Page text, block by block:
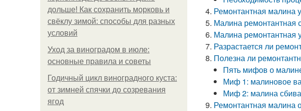
дольше! Как сохранить морковь и
свёклу зимой: способы для разных
условий
Уход за виноградом в июле:
основные правила и советы
Годичный цикл виноградного куста:
от зимней спячки до созревания
ягод
Ремонтантная малина
Малина ремонтантная
Малина ремонтантная
Разрастается ли
Полезна ли
Пять мифов о
Миф 1: малиновое
Миф 2: малина
Ремонтантная малина